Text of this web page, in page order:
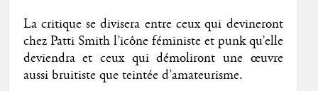
La critique se divisera entre ceux qui devineront
chez Patti Smith l’icône féministe et punk qu’elle
deviendra et ceux qui démoliront une œuvre
aussi bruitiste que teintée d’amateurisme.